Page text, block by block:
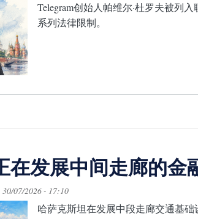
Telegram创始人帕维尔·杜罗夫被列
系列法律限制。
在发展中间走廊的金
30/07/2026 - 17:10
哈萨克斯坦在发展中段走廊交通基